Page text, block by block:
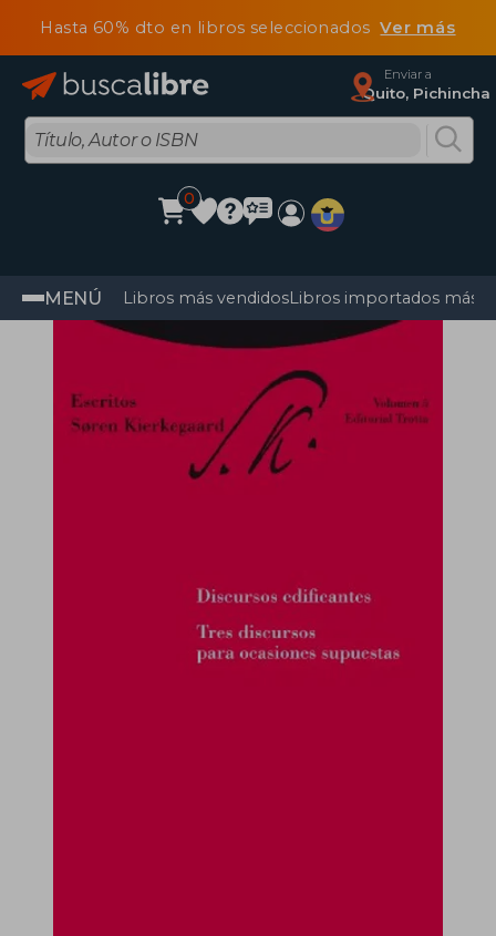
Hasta 60% dto en libros seleccionadosVer más
Enviar a
Quito, Pichincha
0
MENÚ Libros más vendidosLibros importados más